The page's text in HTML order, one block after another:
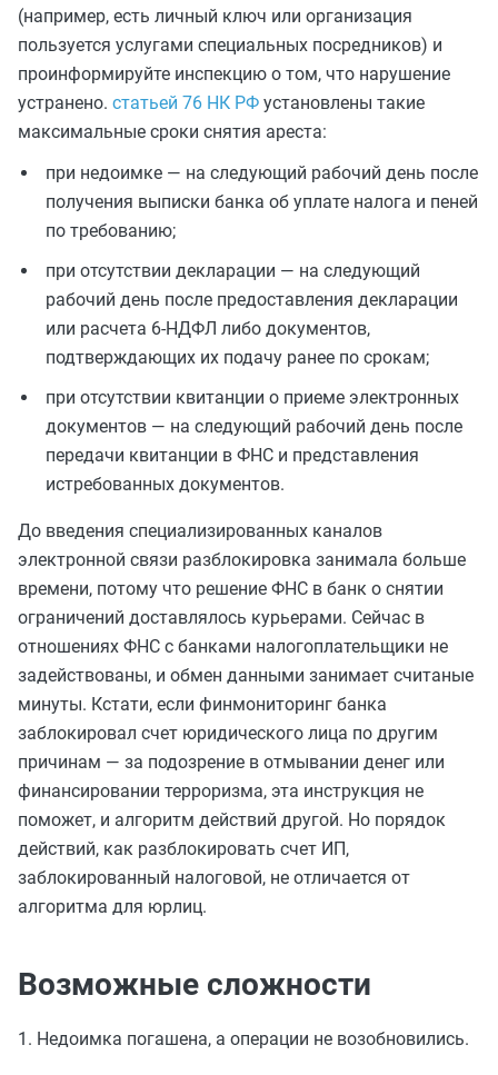
(например, есть личный ключ или организация
пользуется услугами специальных посредников) и
проинформируйте инспекцию о том, что нарушение
устранено. статьей 76 НК РФ установлены такие
максимальные сроки снятия ареста:
при недоимке — на следующий рабочий день после
получения выписки банка об уплате налога и пеней
по требованию;
при отсутствии декларации — на следующий
рабочий день после предоставления декларации
или расчета 6-НДФЛ либо документов,
подтверждающих их подачу ранее по срокам;
при отсутствии квитанции о приеме электронных
документов — на следующий рабочий день после
передачи квитанции в ФНС и представления
истребованных документов.
До введения специализированных каналов
электронной связи разблокировка занимала больше
времени, потому что решение ФНС в банк о снятии
ограничений доставлялось курьерами. Сейчас в
отношениях ФНС с банками налогоплательщики не
задействованы, и обмен данными занимает считаные
минуты. Кстати, если финмониторинг банка
заблокировал счет юридического лица по другим
причинам — за подозрение в отмывании денег или
финансировании терроризма, эта инструкция не
поможет, и алгоритм действий другой. Но порядок
действий, как разблокировать счет ИП,
заблокированный налоговой, не отличается от
алгоритма для юрлиц.
Возможные сложности
1. Недоимка погашена, а операции не возобновились.